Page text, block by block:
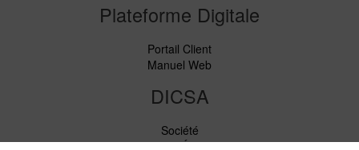
Plateforme Digitale
Portail Client
Manuel Web
DICSA
Société
Nouvelles et Événements